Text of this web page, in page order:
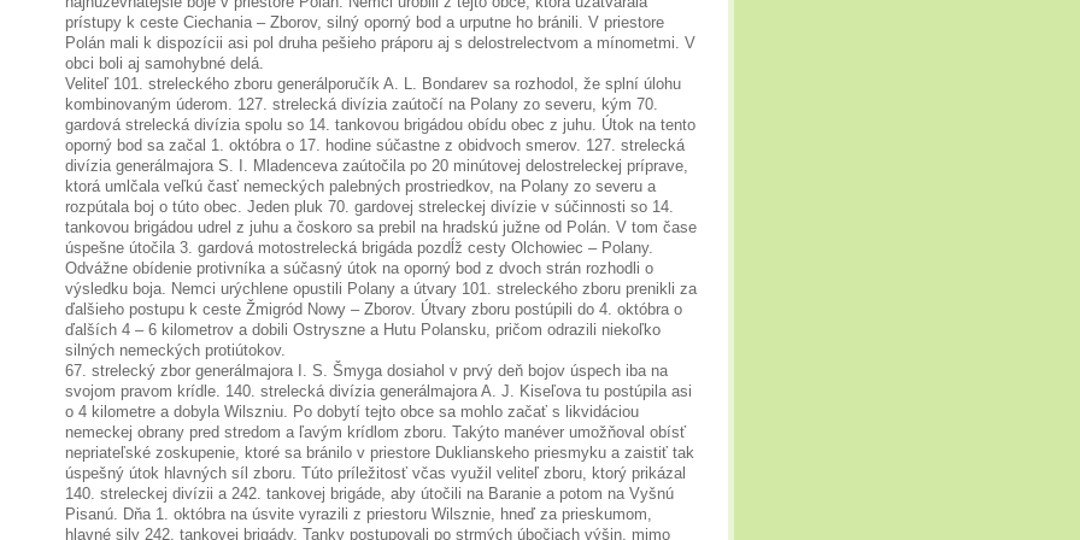
prístupy k ceste Ciechania – Zborov, silný oporný bod a urputne ho bránili. V priestore
Polán mali k dispozícii asi pol druha pešieho práporu aj s delostrelectvom a mínometmi. V
obci boli aj samohybné delá.
Veliteľ 101. streleckého zboru generálporučík A. L. Bondarev sa rozhodol, že splní úlohu
kombinovaným úderom. 127. strelecká divízia zaútočí na Polany zo severu, kým 70.
gardová strelecká divízia spolu so 14. tankovou brigádou obídu obec z juhu. Útok na tento
oporný bod sa začal 1. októbra o 17. hodine súčastne z obidvoch smerov. 127. strelecká
divízia generálmajora S. I. Mladenceva zaútočila po 20 minútovej delostreleckej príprave,
ktorá umlčala veľkú časť nemeckých palebných prostriedkov, na Polany zo severu a
rozpútala boj o túto obec. Jeden pluk 70. gardovej streleckej divízie v súčinnosti so 14.
tankovou brigádou udrel z juhu a čoskoro sa prebil na hradskú južne od Polán. V tom čase
úspešne útočila 3. gardová motostrelecká brigáda pozdĺž cesty Olchowiec – Polany.
Odvážne obídenie protivníka a súčasný útok na oporný bod z dvoch strán rozhodli o
výsledku boja. Nemci urýchlene opustili Polany a útvary 101. streleckého zboru prenikli za
ďalšieho postupu k ceste Žmigród Nowy – Zborov. Útvary zboru postúpili do 4. októbra o
ďalších 4 – 6 kilometrov a dobili Ostryszne a Hutu Polansku, pričom odrazili niekoľko
silných nemeckých protiútokov.
67. strelecký zbor generálmajora I. S. Šmyga dosiahol v prvý deň bojov úspech iba na
svojom pravom krídle. 140. strelecká divízia generálmajora A. J. Kiseľova tu postúpila asi
o 4 kilometre a dobyla Wilszniu. Po dobytí tejto obce sa mohlo začať s likvidáciou
nemeckej obrany pred stredom a ľavým krídlom zboru. Takýto manéver umožňoval obísť
nepriateľské zoskupenie, ktoré sa bránilo v priestore Duklianskeho priesmyku a zaistiť tak
úspešný útok hlavných síl zboru. Túto príležitosť včas využil veliteľ zboru, ktorý prikázal
140. streleckej divízii a 242. tankovej brigáde, aby útočili na Baranie a potom na Vyšnú
Pisanú. Dňa 1. októbra na úsvite vyrazili z priestoru Wilsznie, hneď za prieskumom,
hlavné sily 242. tankovej brigády. Tanky postupovali po strmých úbočiach výšin, mimo